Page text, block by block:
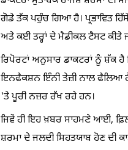
ਗੋਡੇ ਤੱਕ ਪਹੁੰਚ ਗਿਆ ਹੈ। ਪ੍ਰਭਾਵਿਤ
ਅਤੇ ਕਈ ਤਰ੍ਹਾਂ ਦੇ ਮੈਡੀਕਲ ਟੈਸਟ
ਰਿਪੋਰਟਾਂ ਅਨੁਸਾਰ ਡਾਕਟਰਾਂ ਨੂੰ ਸ਼ੱਕ ਹੈ
ਇਨਫੈਕਸ਼ਨ ਇੰਨੀ ਤੇਜ਼ੀ ਨਾਲ ਫੈਲਿਆ
'ਤੇ ਪੂਰੀ ਨਜ਼ਰ ਰੱਖ ਰਹੇ ਹਨ।
ਜਿਵੇਂ ਹੀ ਇਹ ਖ਼ਬਰ ਸਾਹਮਣੇ ਆਈ,
ਸ਼ਰਮਾ ਦੇ ਜਲਦੀ ਸਿਹਤਯਾਬ ਹੋਣ ਦੀ